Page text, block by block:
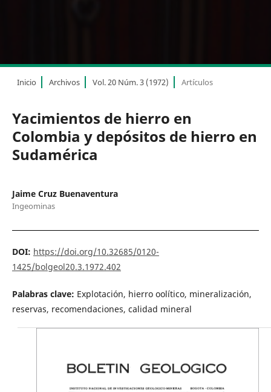
Inicio Archivos Vol. 20 Núm. 3 (1972) Artículos
Yacimientos de hierro en
Colombia y depósitos de hierro en
Sudamérica
Jaime Cruz Buenaventura
Ingeominas
DOI: https://doi.org/10.32685/0120-
1425/bolgeol20.3.1972.402
Palabras clave: Explotación, hierro oolítico, mineralización,
reservas, recomendaciones, calidad mineral